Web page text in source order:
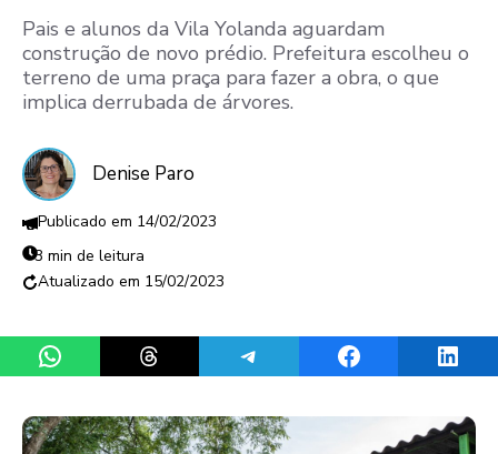
Pais e alunos da Vila Yolanda aguardam
construção de novo prédio. Prefeitura escolheu o
terreno de uma praça para fazer a obra, o que
implica derrubada de árvores.
Denise Paro
14/02/2023
3 min de leitura
15/02/2023
Share on WhatsAppShare on ThreadsShare on TelegramShare on Facebook